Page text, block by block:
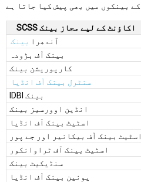
SCSS اکاؤنٹ کے لیے مجاز بینک
آندھرا بینک
بینک آف بڑودہ
کارپوریشن بینک
سنٹرل بینک آف انڈیا
IDBI بینک
انڈین اوورسیز بینک
اسٹیٹ بینک آف انڈیا
اسٹیٹ بینک آف بیکانیر اور جے پور
اسٹیٹ بینک آف ٹراوانکور
سنڈیکیٹ بینک
یونین بینک آف انڈیا